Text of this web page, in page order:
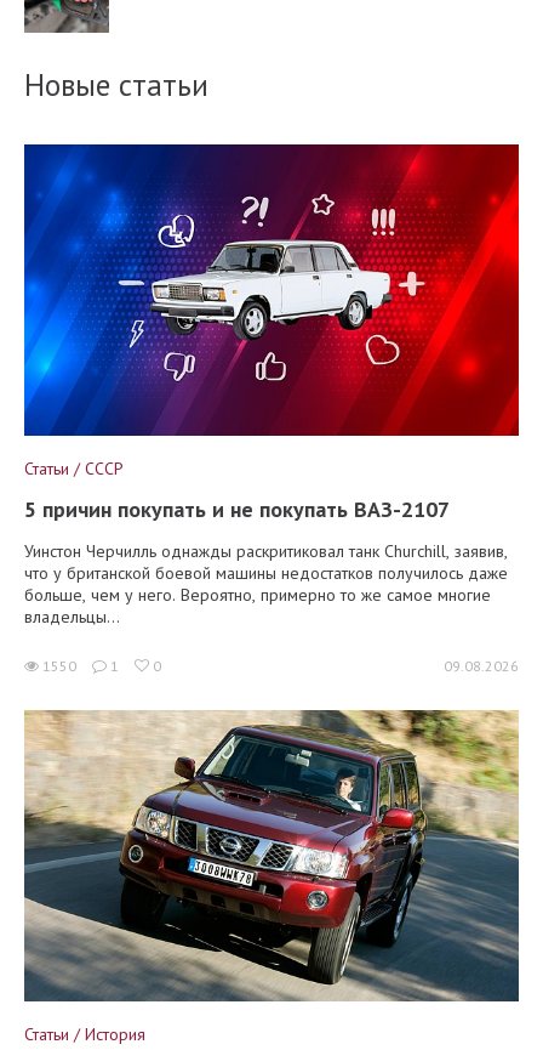
Новые статьи
Статьи / СССР
5 причин покупать и не покупать ВАЗ-2107
Уинстон Черчилль однажды раскритиковал танк Churchill, заявив,
что у британской боевой машины недостатков получилось даже
больше, чем у него. Вероятно, примерно то же самое многие
владельцы...
1550 1 0 09.08.2026
Статьи / История